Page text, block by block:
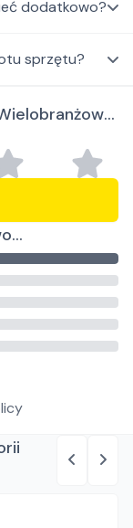
dodatkowo?
sprzętu?